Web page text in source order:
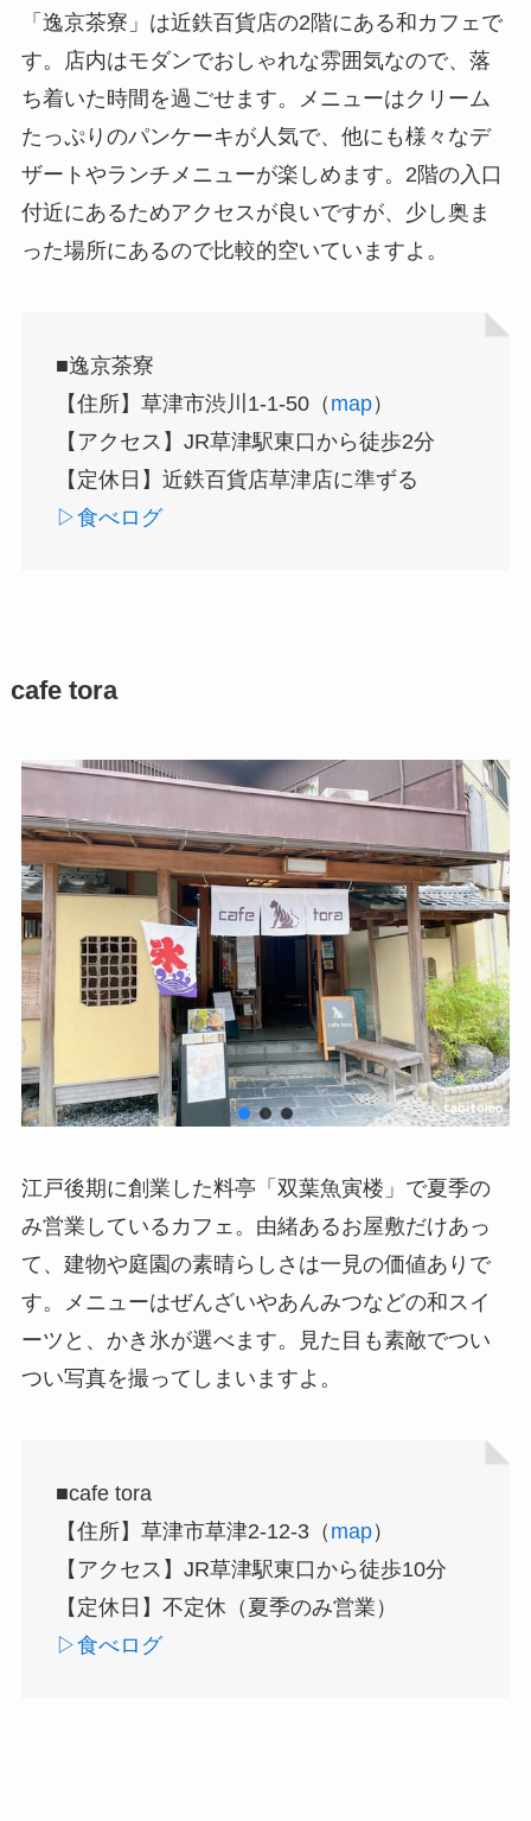
「逸京茶寮」は近鉄百貨店の2階にある和カフェで
す。店内はモダンでおしゃれな雰囲気なので、落
ち着いた時間を過ごせます。メニューはクリーム
たっぷりのパンケーキが人気で、他にも様々なデ
ザートやランチメニューが楽しめます。2階の入口
付近にあるためアクセスが良いですが、少し奥ま
った場所にあるので比較的空いていますよ。
■逸京茶寮
【住所】草津市渋川1-1-50（ map）
【アクセス】JR草津駅東口から徒歩2分
【定休日】近鉄百貨店草津店に準ずる
▷食べログ
cafe tora
江戸後期に創業した料亭「双葉魚寅楼」で夏季の
み営業しているカフェ。由緒あるお屋敷だけあっ
て、建物や庭園の素晴らしさは一見の価値ありで
す。メニューはぜんざいやあんみつなどの和スイ
ーツと、かき氷が選べます。見た目も素敵でつい
つい写真を撮ってしまいますよ。
■cafe tora
【住所】草津市草津2-12-3（ map）
【アクセス】JR草津駅東口から徒歩10分
【定休日】不定休（夏季のみ営業）
▷食べログ